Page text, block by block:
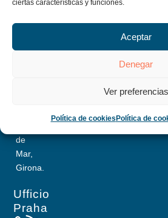
ciertas características y funciones.
Aceptar
Denegar
Ver preferencias
Política de cookies Política de
de
Mar,
Girona.
Ufficio
Praha